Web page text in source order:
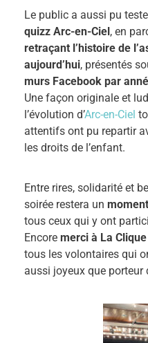
Le public a aussi pu
quizz Arc-en-Ciel, en
retraçant l’histoire de
aujourd’hui, présentés
murs Facebook par
Une façon originale et
l’évolution d’Arc-en-Ciel
attentifs ont pu repartir
les droits de l’enfant.
Entre rires, solidarité et
soirée restera un
tous ceux qui y ont
Encore merci à La
tous les volontaires qui
aussi joyeux que porteur